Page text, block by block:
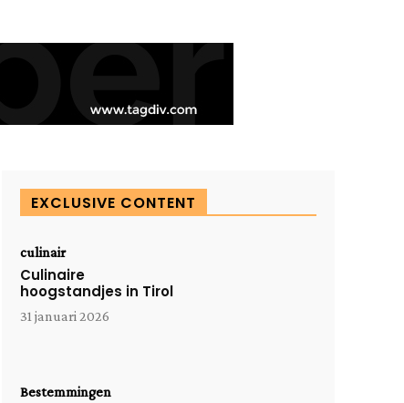
EXCLUSIVE CONTENT
culinair
Culinaire
hoogstandjes in Tirol
31 januari 2026
Bestemmingen